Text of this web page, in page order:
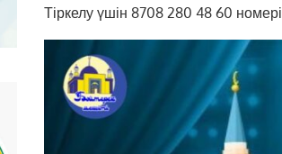
Тіркелу үшін 8708 280 48 60 номері